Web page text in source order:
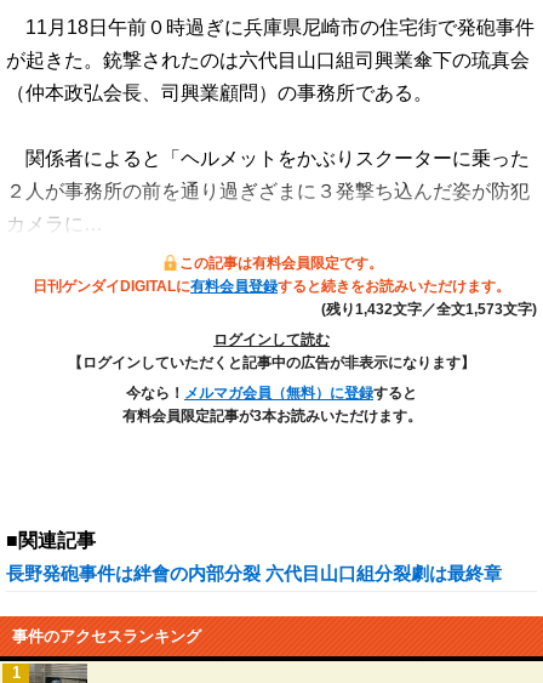
11月18日午前０時過ぎに兵庫県尼崎市の住宅街で発砲事件
が起きた。銃撃されたのは六代目山口組司興業傘下の琉真会
（仲本政弘会長、司興業顧問）の事務所である。
関係者によると「ヘルメットをかぶりスクーターに乗った
２人が事務所の前を通り過ぎざまに３発撃ち込んだ姿が防犯
カメラに…
この記事は有料会員限定です。
日刊ゲンダイDIGITALに有料会員登録すると続きをお読みいただけます。
(残り1,432文字／全文1,573文字)
ログインして読む
【ログインしていただくと記事中の広告が非表示になります】
今なら！ メルマガ会員（無料）に登録すると
有料会員限定記事が3本お読みいただけます。
■関連記事
長野発砲事件は絆會の内部分裂 六代目山口組分裂劇は最終章
事件のアクセスランキング
1